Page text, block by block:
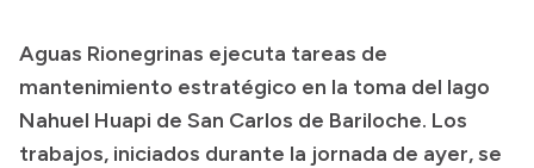
Presupuesto
Boletín Oficial
Compras y licitaciones
Aguas Rionegrinas ejecuta tareas de
mantenimiento estratégico en la toma del lago
Nahuel Huapi de San Carlos de Bariloche. Los
trabajos, iniciados durante la jornada de ayer, se